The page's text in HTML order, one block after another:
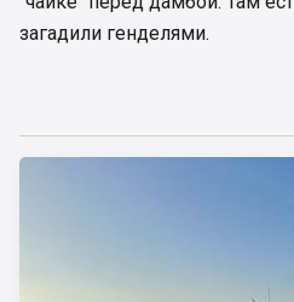
загадили генделями.